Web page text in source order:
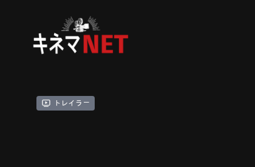
トレイラー